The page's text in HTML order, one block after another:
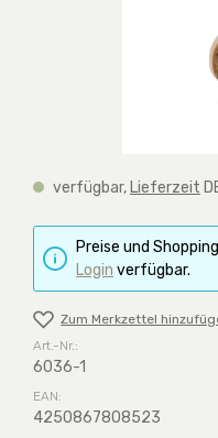
verfügbar, Lieferzeit
Preise und
Login verfügbar.
Zum Merkzettel
Art.-Nr.:
6036-1
EAN:
4250867808523